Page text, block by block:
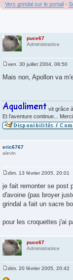
Vers grindal sur le portail -
puce67
Administratrice
s
e
ven. 30 juillet 2004, 08:50
Mais non, Apollon va
vit grâce
Et l'aventure continue... Merci
eric6767
alevin
e
s
s
a
g
dim. 13 février 2005, 20:01
je fait remonter se post
d'avoine (pas broyer
grindal a fait un sacre
pour les croquettes j'ai
puce67
Administratrice
e
dim. 20 février 2005, 20:42